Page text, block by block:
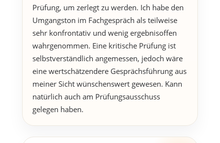
Prüfung, um zerlegt zu werden. Ich habe den
Umgangston im Fachgespräch als teilweise
sehr konfrontativ und wenig ergebnisoffen
wahrgenommen. Eine kritische Prüfung ist
selbstverständlich angemessen, jedoch wäre
eine wertschätzendere Gesprächsführung aus
meiner Sicht wünschenswert gewesen. Kann
natürlich auch am Prüfungsausschuss
gelegen haben.